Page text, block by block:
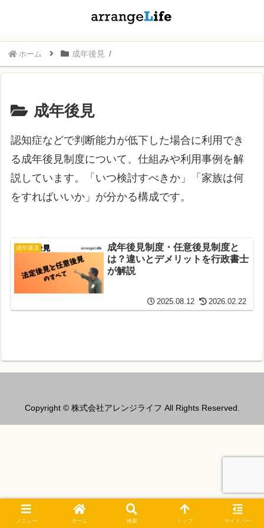
ホーム 成年後見
成年後見
認知症などで判断能力が低下した場合に利用でき
る成年後見制度について、仕組みや利用事例を解
説しています。「いつ検討すべきか」「家族は何
をすればいいか」が分かる構成です。
成年後見
成年後見制度・任意後見制度と
は？違いとデメリットを行政書士
が解説
2025.08.12 2026.02.22
Copyright © 株式会社アレンジライフ All Rights Reserved.
メニュー ホーム 検索 トップ サイドバー